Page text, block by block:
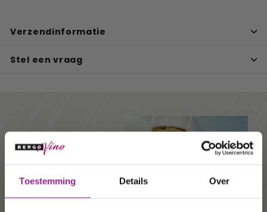
Toestemming Details Over
Verzendinformatie
Stel een vraag
Ontvang 10%
korting op uw